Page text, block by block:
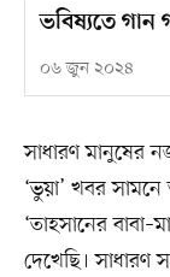
ভবিষ্যতে গান
০৬ জুন ২০২৪
সাধারণ মানুষের
‘ভুয়া’ খবর
‘তাহসানের
দেখেছি। সাধারণ